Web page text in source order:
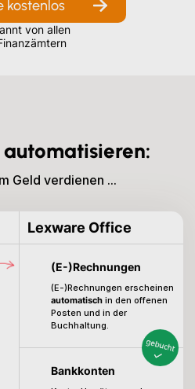
kostenlos
von allen
automatisieren:
Geld verdienen ...
Lexware Office
(E-)Rechnungen
(E-)Rechnungen erscheinen
automatisch in den offenen
Posten und in der
Buchhaltung.
Bankkonten